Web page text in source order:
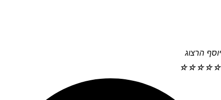
יוסף הרצוג
☆
☆
☆
☆
☆